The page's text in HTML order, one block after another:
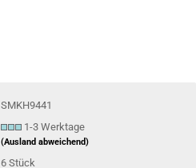
SMKH9441
1-3 Werktage
(Ausland abweichend)
6Stück